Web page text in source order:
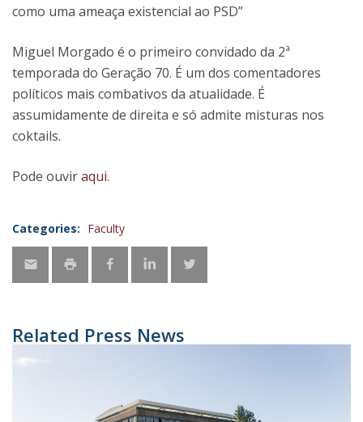
como uma ameaça existencial ao PSD”
Miguel Morgado é o primeiro convidado da 2ª
temporada do Geração 70. É um dos comentadores
políticos mais combativos da atualidade. É
assumidamente de direita e só admite misturas nos
coktails.
Pode ouviraqui.
Categories: Faculty
Related Press News